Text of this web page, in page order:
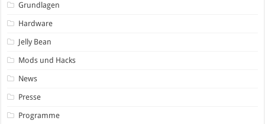
Grundlagen
Hardware
Jelly Bean
Mods und Hacks
News
Presse
Programme